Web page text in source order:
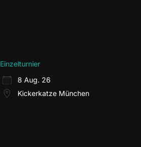
Einzelturnier
8 Aug. 26
Kickerkatze München